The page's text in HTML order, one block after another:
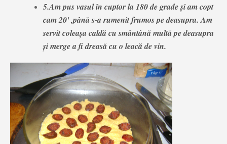
5.Am pus vasul în cuptor la 180 de grade și am copt
cam 20' ,până s-a rumenit frumos pe deasupra. Am
servit coleașa caldă cu smântână multă pe deasupra
și merge a fi dreasă cu o leacă de vin.